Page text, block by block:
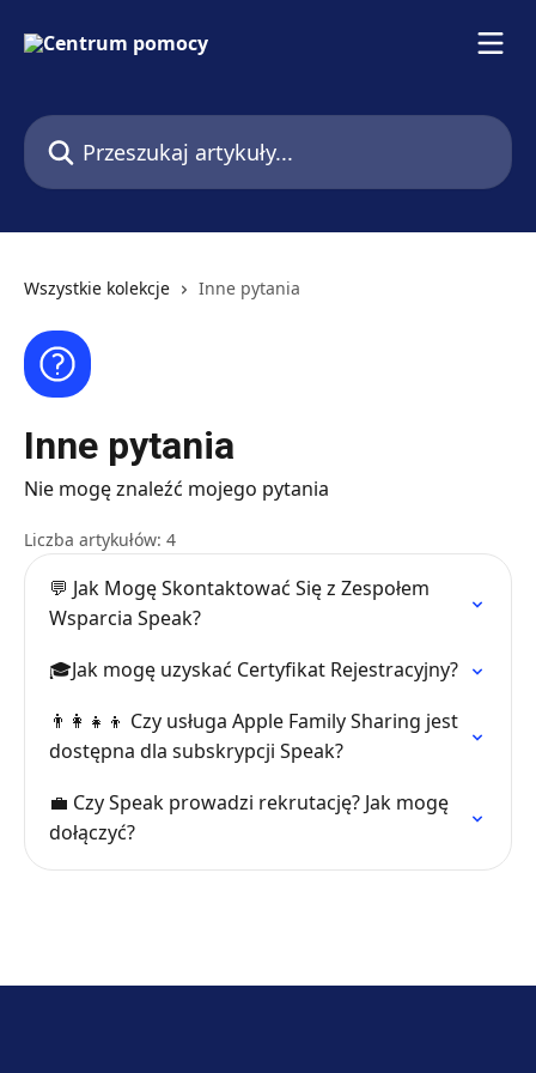
Przeszukaj artykuły...
Wszystkie kolekcje Inne pytania
Inne pytania
Nie mogę znaleźć mojego pytania
Liczba artykułów: 4
💬 Jak Mogę Skontaktować Się z Zespołem
Wsparcia Speak?
🎓Jak mogę uzyskać Certyfikat Rejestracyjny?
👨‍👩‍👧‍👦 Czy usługa Apple Family Sharing jest
dostępna dla subskrypcji Speak?
💼 Czy Speak prowadzi rekrutację? Jak mogę
dołączyć?